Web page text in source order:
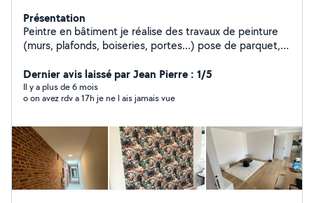
Présentation
Peintre en bâtiment je réalise des travaux de peinture
(murs, plafonds, boiseries, portes...) pose de parquet,
Dernier avis laissé par Jean Pierre : 1/5
Il y a plus de 6 mois
o on avez rdv a 17h je ne l ais jamais vue